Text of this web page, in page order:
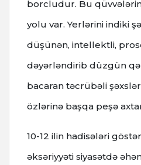
borcludur. Bu qüvvələrin
yolu var. Yerlərini indiki
düşünən, intellektli,
dəyərləndirib düzgün
bacaran təcrübəli
özlərinə başqa peşə
10-12 ilin hadisələri
əksəriyyəti siyasətdə